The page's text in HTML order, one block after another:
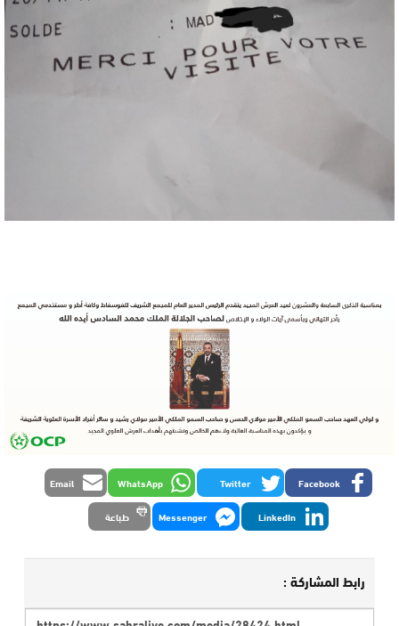
Facebook
Twitter
WhatsApp
Email
LinkedIn
Messenger طباعة
رابط المشاركة :